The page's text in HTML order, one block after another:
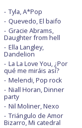
Tyla, A*Pop
Quevedo, El baifo
Gracie Abrams,
Daughter from hell
Ella Langley,
Dandelion
La La Love You, ¿Por
qué me miráis así?
Melendi, Pop rock
Niall Horan, Dinner
party
Nil Moliner, Nexo
Triángulo de Amor
Bizarro, Mi catedral